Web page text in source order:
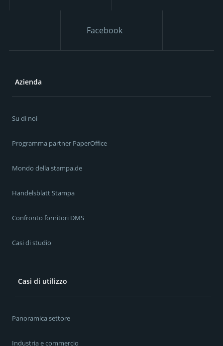
Facebook
Azienda
Su di noi
Programma partner PaperOffice
Mondo della stampa.de
Handelsblatt Stampa
Confronto fornitori DMS
Casi di studio
Casi di utilizzo
Panoramica settore
Industria e commercio